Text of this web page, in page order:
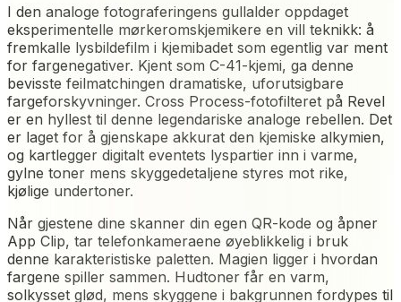
I den analoge fotograferingens gullalder oppdaget
eksperimentelle mørkeromskjemikere en vill teknikk: å
fremkalle lysbildefilm i kjemibadet som egentlig var ment
for fargenegativer. Kjent som C-41-kjemi, ga denne
bevisste feilmatchingen dramatiske, uforutsigbare
fargeforskyvninger. Cross Process-fotofilteret på Revel
er en hyllest til denne legendariske analoge rebellen. Det
er laget for å gjenskape akkurat den kjemiske alkymien,
og kartlegger digitalt eventets lyspartier inn i varme,
gylne toner mens skyggedetaljene styres mot rike,
kjølige undertoner.
Når gjestene dine skanner din egen QR-kode og åpner
App Clip, tar telefonkameraene øyeblikkelig i bruk
denne karakteristiske paletten. Magien ligger i hvordan
fargene spiller sammen. Hudtoner får en varm,
solkysset glød, mens skyggene i bakgrunnen fordypes til